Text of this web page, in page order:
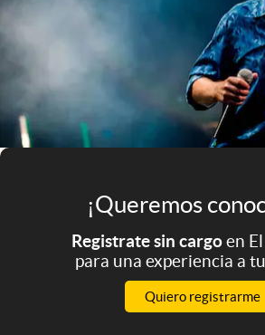
¡Queremos
Registrate sin cargoen
para una experiencia a
Quiero registrarme